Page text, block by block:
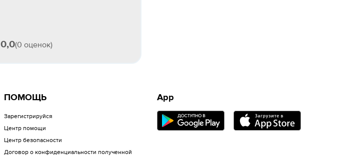
0,0(0 оценок)
ПОМОЩЬ
Зарегистрируйся
Центр помощи
Центр безопасности
Договор о конфиденциальности полученной
App